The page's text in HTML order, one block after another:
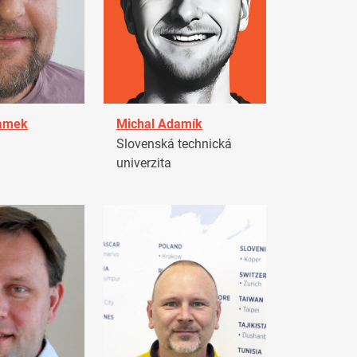
Michal Adamík
Slovenská technická
univerzita